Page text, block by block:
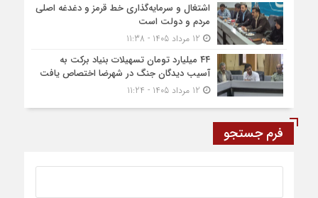
اشتغال و سرمایه‌گذاری خط قرمز و دغدغه اصلی
مردم و دولت است
۴۴ میلیارد تومان تسهیلات بنیاد برکت به
آسیب دیدگان جنگ در شهرضا اختصاص یافت
فرم جستجو